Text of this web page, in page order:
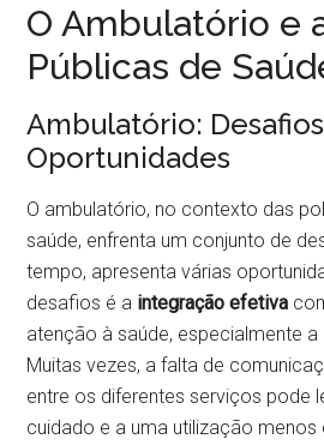
O Ambulatório e
Públicas de
Ambulatório:
Oportunidades
O ambulatório, no contexto das
saúde, enfrenta um conjunto de
tempo, apresenta várias
desafios é a integração efetiva
atenção à saúde, especialmente a
Muitas vezes, a falta de
entre os diferentes serviços pode
cuidado e a uma utilização menos